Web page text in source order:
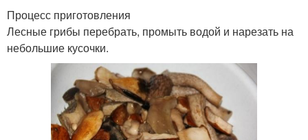
Процесс приготовления
Лесные грибы перебрать, промыть водой и нарезать на
небольшие кусочки.